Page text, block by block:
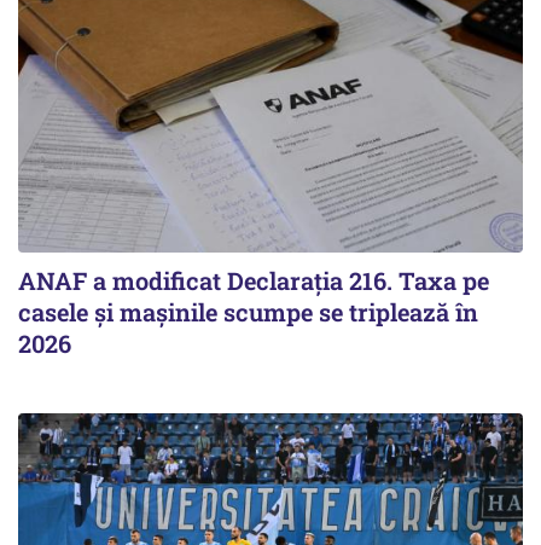
ANAF a modificat Declarația 216. Taxa pe
casele și mașinile scumpe se triplează în
2026